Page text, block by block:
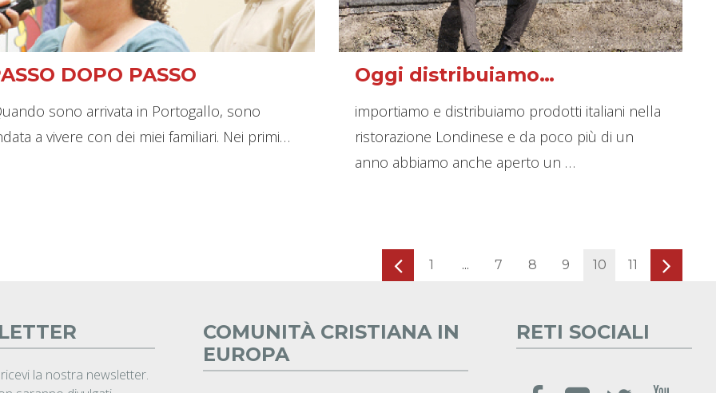
DOPO PASSO
sono arrivata in Portogallo, sono
a vivere con dei miei familiari. Nei primi…
Oggi distribuiamo…
importiamo e distribuiamo prodotti italiani nella
ristorazione Londinese e da poco più di un
anno abbiamo anche aperto un …
1 ... 7 8 9 10 11
la nostra newsletter.
COMUNITÀ CRISTIANA IN
EUROPA
RETI SOCIALI